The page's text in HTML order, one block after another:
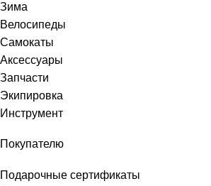
Зима
Велосипеды
Самокаты
Аксессуары
Запчасти
Экипировка
Инструмент
Покупателю
Подарочные сертификаты